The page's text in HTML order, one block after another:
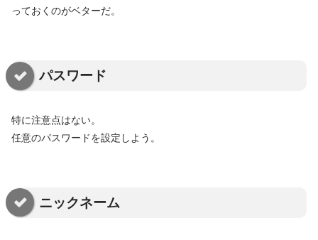
っておくのがベターだ。
パスワード
特に注意点はない。
任意のパスワードを設定しよう。
ニックネーム